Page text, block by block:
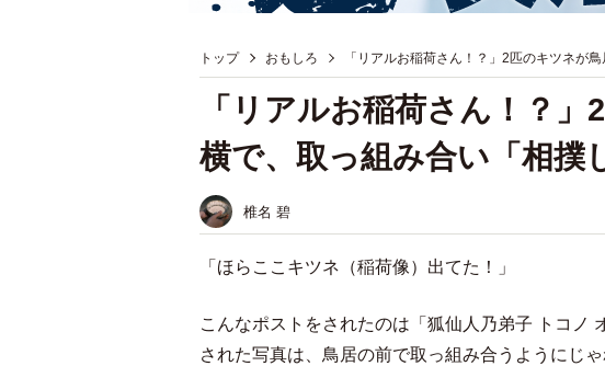
トップ おもしろ 「リアルお稲荷さん！？」2匹のキツネが
「リアルお稲荷さん！？
横で、取っ組み合い「相撲
椎名 碧
「ほらここキツネ（稲荷像）出てた！」
こんなポストをされたのは「狐仙人乃弟子 トコノ
された写真は、鳥居の前で取っ組み合うようにじ